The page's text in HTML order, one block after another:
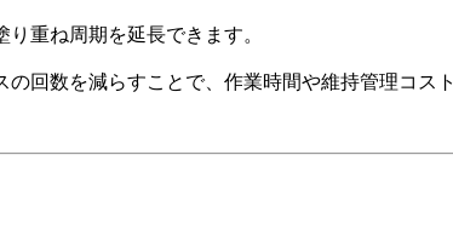
重ね周期を延長できます。
の回数を減らすことで、作業時間や維持管理コス